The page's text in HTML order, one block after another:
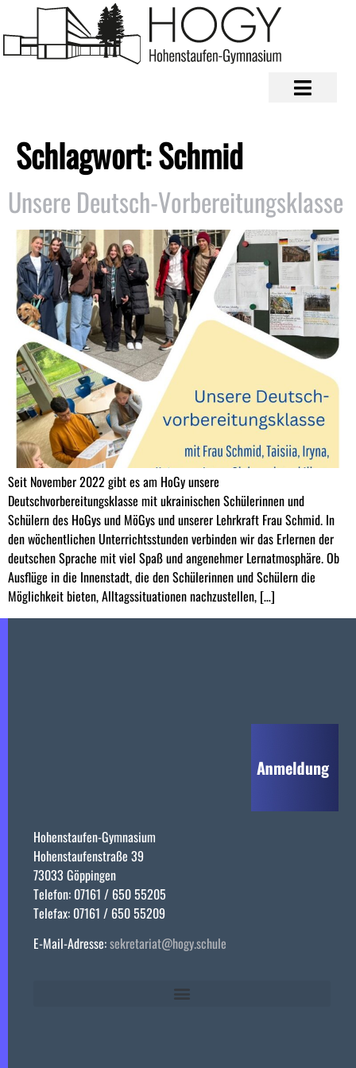
Schlagwort:Schmid
Unsere Deutsch-Vorbereitungsklasse
Seit November 2022 gibt es am HoGy unsere
Deutschvorbereitungsklasse mit ukrainischen Schülerinnen und
Schülern des HoGys und MöGys und unserer Lehrkraft Frau Schmid. In
den wöchentlichen Unterrichtsstunden verbinden wir das Erlernen der
deutschen Sprache mit viel Spaß und angenehmer Lernatmosphäre. Ob
Ausflüge in die Innenstadt, die den Schülerinnen und Schülern die
Möglichkeit bieten, Alltagssituationen nachzustellen, […]
Hohenstaufen-Gymnasium
Hohenstaufenstraße 39
73033 Göppingen
Telefon: 07161 / 650 55205
Telefax: 07161 / 650 55209
E-Mail-Adresse:sekretariat@hogy.schule